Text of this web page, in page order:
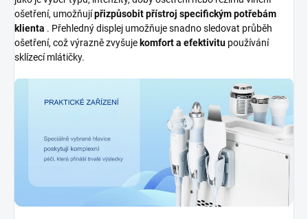
ošetření, umožňujípřizpůsobit přístroj specifickým potřebám
klienta . Přehledný displej umožňuje snadno sledovat průběh
ošetření, což výrazně zvyšuje komfort a efektivitu používání
sklízecí mlátičky.